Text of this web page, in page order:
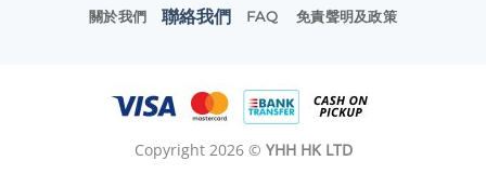
關於我們 聯絡我們 FAQ 免責聲明及政策
Copyright 2026 © YHH HK LTD